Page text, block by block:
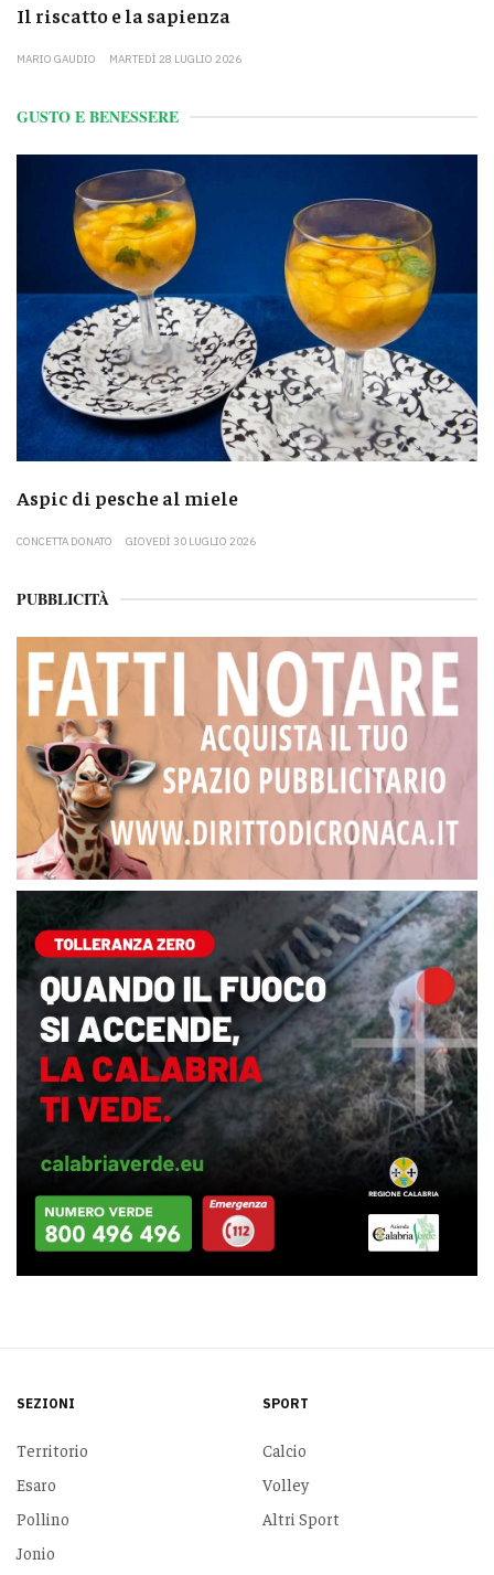
Il riscatto e la sapienza
MARIO GAUDIO MARTEDÌ 28 LUGLIO 2026
GUSTO E BENESSERE
Aspic di pesche al miele
CONCETTA DONATO GIOVEDÌ 30 LUGLIO 2026
PUBBLICITÀ
SEZIONI
Territorio
Esaro
Pollino
Jonio
SPORT
Calcio
Volley
Altri Sport